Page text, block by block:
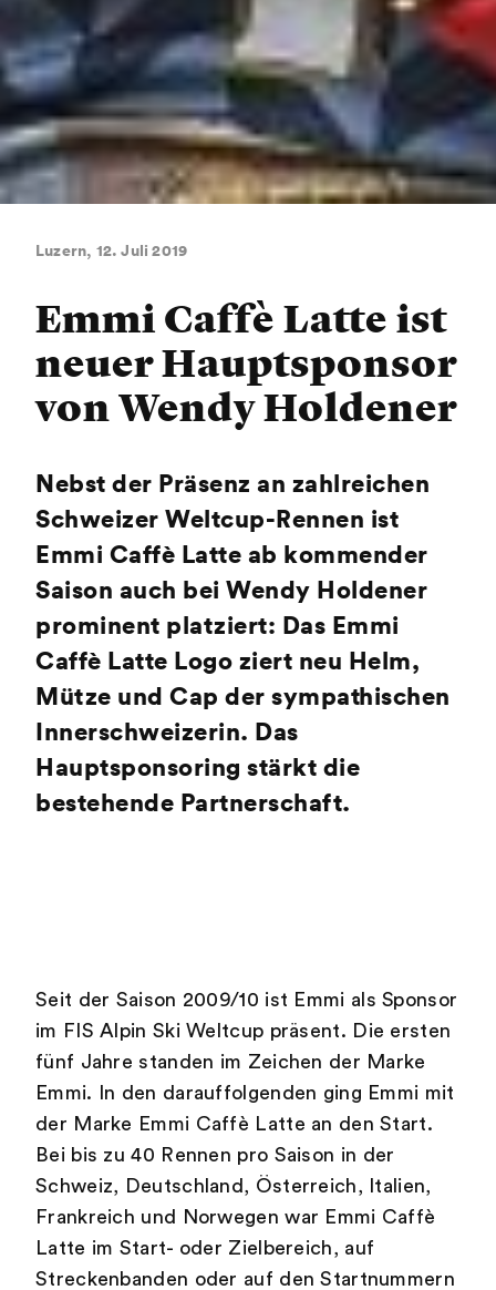
Luzern, 12. Juli 2019
Emmi Caffè Latte ist
neuer Hauptsponsor
von Wendy Holdener
Nebst der Präsenz an zahlreichen
Schweizer Weltcup-Rennen ist
Emmi Caffè Latte ab kommender
Saison auch bei Wendy Holdener
prominent platziert: Das Emmi
Caffè Latte Logo ziert neu Helm,
Mütze und Cap der sympathischen
Innerschweizerin. Das
Hauptsponsoring stärkt die
bestehende Partnerschaft.
Seit der Saison 2009/10 ist Emmi als Sponsor
im FIS Alpin Ski Weltcup präsent. Die ersten
fünf Jahre standen im Zeichen der Marke
Emmi. In den darauffolgenden ging Emmi mit
der Marke Emmi Caffè Latte an den Start.
Bei bis zu 40 Rennen pro Saison in der
Schweiz, Deutschland, Österreich, Italien,
Frankreich und Norwegen war Emmi Caffè
Latte im Start- oder Zielbereich, auf
Streckenbanden oder auf den Startnummern